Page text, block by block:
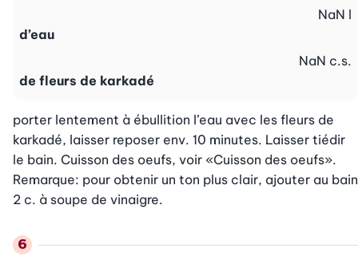
d’eau
NaN l
de fleurs de karkadé
NaN c.s.
porter lentement à ébullition l’eau avec les fleurs de
karkadé, laisser reposer env. 10 minutes. Laisser tiédir
le bain. Cuisson des oeufs, voir «Cuisson des oeufs».
Remarque: pour obtenir un ton plus clair, ajouter au bain
2 c. à soupe de vinaigre.